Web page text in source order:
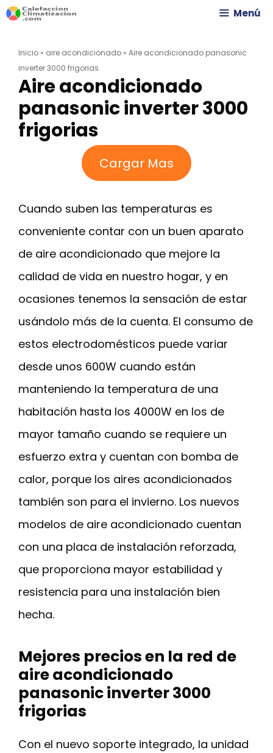
Saltar
contenido
Menú
Inicio » aire acondicionado » Aire acondicionado panasonic
inverter 3000 frigorias
Aire acondicionado
panasonic inverter 3000
frigorias
Cargar Mas
Cuando suben las temperaturas es
conveniente contar con un buen aparato
de aire acondicionado que mejore la
calidad de vida en nuestro hogar, y en
ocasiones tenemos la sensación de estar
usándolo más de la cuenta. El consumo de
estos electrodomésticos puede variar
desde unos 600W cuando están
manteniendo la temperatura de una
habitación hasta los 4000W en los de
mayor tamaño cuando se requiere un
esfuerzo extra y cuentan con bomba de
calor, porque los aires acondicionados
también son para el invierno. Los nuevos
modelos de aire acondicionado cuentan
con una placa de instalación reforzada,
que proporciona mayor estabilidad y
resistencia para una instalación bien
hecha.
Mejores precios en la red de
aire acondicionado
panasonic inverter 3000
frigorias
Con el nuevo soporte integrado, la unidad